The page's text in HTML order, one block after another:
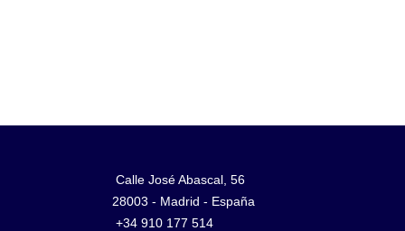
Calle José Abascal, 56
28003 - Madrid - España
+34 910 177 514